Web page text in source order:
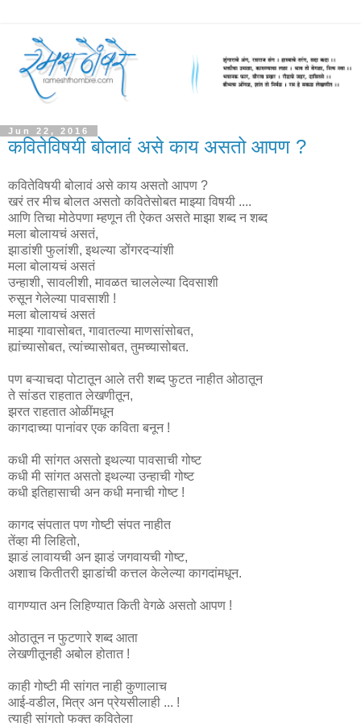
Jun 22, 2016
कवितेविषयी बोलावं असे काय असतो आपण ?
कवितेविषयी बोलावं असे काय असतो आपण ?
खरं तर मीच बोलत असतो कवितेसोबत माझ्या विषयी ....
आणि तिचा मोठेपणा म्हणून ती ऐकत असते माझा शब्द न शब्द
मला बोलायचं असतं,
झाडांशी फुलांशी, इथल्या डोंगरदऱ्यांशी
मला बोलायचं असतं
उन्हाशी, सावलीशी, मावळत चाललेल्या दिवसाशी
रुसून गेलेल्या पावसाशी !
मला बोलायचं असतं
माझ्या गावासोबत, गावातल्या माणसांसोबत,
ह्यांच्यासोबत, त्यांच्यासोबत, तुमच्यासोबत.
पण बऱ्याचदा पोटातून आले तरी शब्द फुटत नाहीत ओठातून
ते सांडत राहतात लेखणीतून,
झरत राहतात ओळींमधून
कागदाच्या पानांवर एक कविता बनून !
कधी मी सांगत असतो इथल्या पावसाची गोष्ट
कधी मी सांगत असतो इथल्या उन्हाची गोष्ट
कधी इतिहासाची अन कधी मनाची गोष्ट !
कागद संपतात पण गोष्टी संपत नाहीत
तेंव्हा मी लिहितो,
झाडं लावायची अन झाडं जगवायची गोष्ट,
अशाच कितीतरी झाडांची कत्तल केलेल्या कागदांमधून.
वागण्यात अन लिहिण्यात किती वेगळे असतो आपण !
ओठातून न फुटणारे शब्द आता
लेखणीतूनही अबोल होतात !
काही गोष्टी मी सांगत नाही कुणालाच
आई-वडील, मित्र अन प्रेयसीलाही ... !
त्याही सांगतो फक्त कवितेला